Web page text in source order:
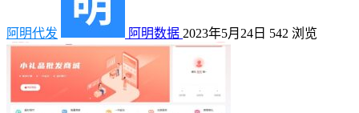
阿明代发 阿明数据 2023年5月24日 542 浏览